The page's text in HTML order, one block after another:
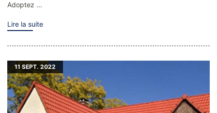
Adoptez ...
Lire la suite
11 SEPT. 2022